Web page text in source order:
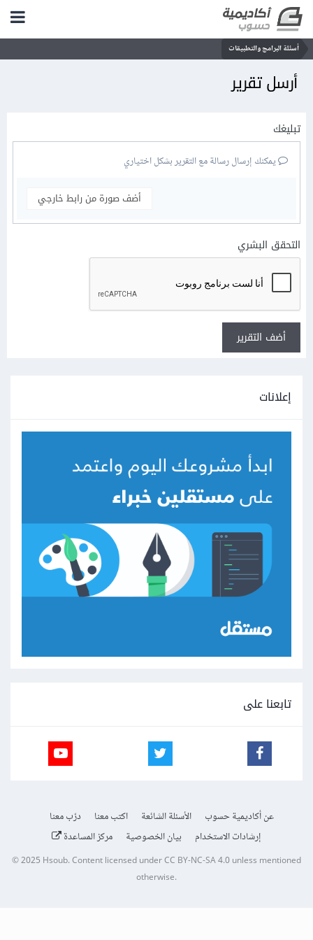
أسئلة البرامج والتطبيقات
أرسل تقرير
تبليغك
يمكنك إرسال رسالة مع التقرير بشكل اختياري
أضف صورة من رابط خارجي
التحقق البشري
أضف التقرير
إعلانات
تابعنا على
عن أكاديمية حسوب الأسئلة الشائعة اكتب معنا
درّب معنا
إرشادات الاستخدام
بيان الخصوصية مركز المساعدة
© 2025 Hsoub.Content licensed underCC BY-NC-SA 4.0unless mentioned
otherwise.